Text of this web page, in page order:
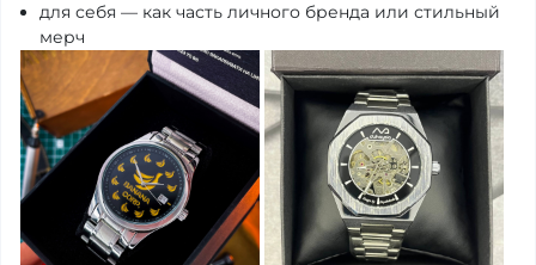
для себя — как часть личного бренда или стильный
мерч